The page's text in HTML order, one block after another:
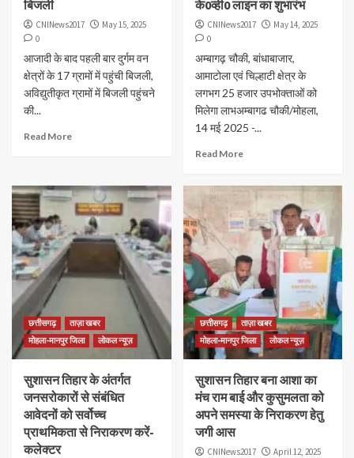
बिजली
CNINews2017
May 15, 2025
0
आजादी के बाद पहली बार दुर्गम वन
क्षेत्रों के 17 ग्रामों में पहुंची बिजली,
अविद्युतीकृत ग्रामों में बिजली पहुंचने
की...
Read More
के0व्ही0 लाइन का शुभारंभ
CNINews2017
May 14, 2025
0
अम्बागढ़ चौकी, बांधाबाजार,
आमाटोला एवं चिल्हाटी क्षेत्र के
लगभग 25 हजार उपभोक्ताओं को
मिलेगा लाभअम्बागढ चौकी/मोहला,
14 मई 2025 -...
Read More
छत्तीसगढ़
ताज़ा खबर
मोहला-मानपुर जिला
लोकल न्यूज़
सुशासन तिहार के अंतर्गत
जनसरोकारों से संबंधित
आवेदनों को सर्वोच्च
प्राथमिकता से निराकरण करें-
कलेक्टर
छत्तीसगढ़
ताज़ा खबर
मोहला-मानपुर जिला
लोकल न्यूज़
सुशासन तिहार बना आशा का
मंच राम बाई और कुसुमलता को
अपने समस्या के निराकरण हेतु
जगी आस
CNINews2017
April 12, 2025